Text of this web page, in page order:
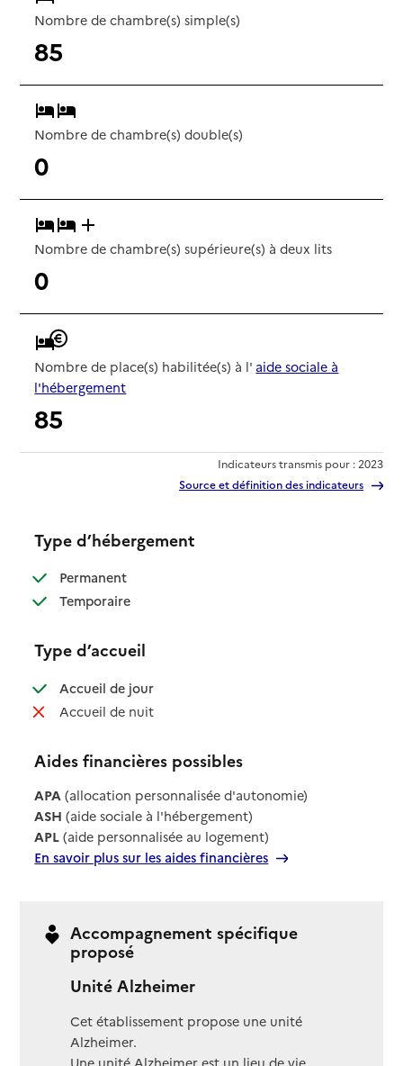
Nombre de chambre(s) simple(s)
85
Nombre de chambre(s) double(s)
0
Nombre de chambre(s) supérieure(s) à deux lits
0
Nombre de place(s) habilitée(s) à l' aide sociale à
l'hébergement
85
Indicateurs transmis pour : 2023
Source et définition des indicateurs
Type d’hébergement
Permanent: disponible
Temporaire: disponible
Type d’accueil
Accueil de jour: disponible
Accueil de nuit: non disponible
Aides financières possibles
APA (allocation personnalisée d'autonomie)
ASH (aide sociale à l'hébergement)
APL (aide personnalisée au logement)
En savoir plus sur les aides financières
Accompagnement spécifique
proposé
Unité Alzheimer
Cet établissement propose une unité
Alzheimer.